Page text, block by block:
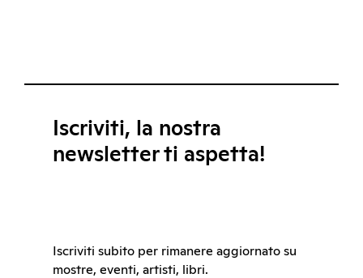
Iscriviti, la nostra
newsletter ti aspetta!
Iscriviti subito per rimanere aggiornato su
mostre, eventi, artisti, libri.